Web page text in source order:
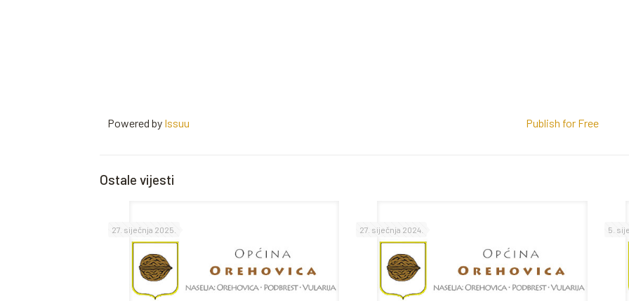
Powered by Issuu Publish for Free
Ostale vijesti
27. siječnja 2025. 27. siječnja 2024. 5.